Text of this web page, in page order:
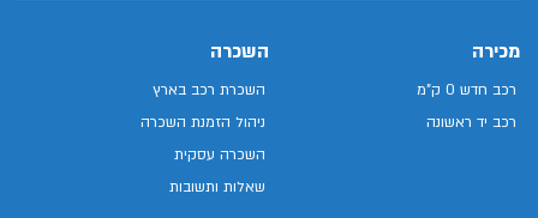
מכירה
רכב חדש 0 ק"מ
רכב יד ראשונה
השכרה
השכרת רכב בארץ
ניהול הזמנת השכרה
השכרה עסקית
שאלות ותשובות